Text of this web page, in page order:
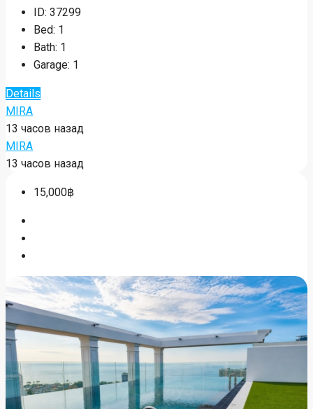
ID: 37299
Bed: 1
Bath: 1
Garage: 1
Details
MIRA
13 часов назад
MIRA
13 часов назад
15,000฿